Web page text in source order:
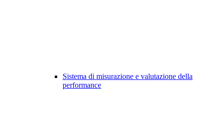
Sistema di misurazione e valutazione della
performance